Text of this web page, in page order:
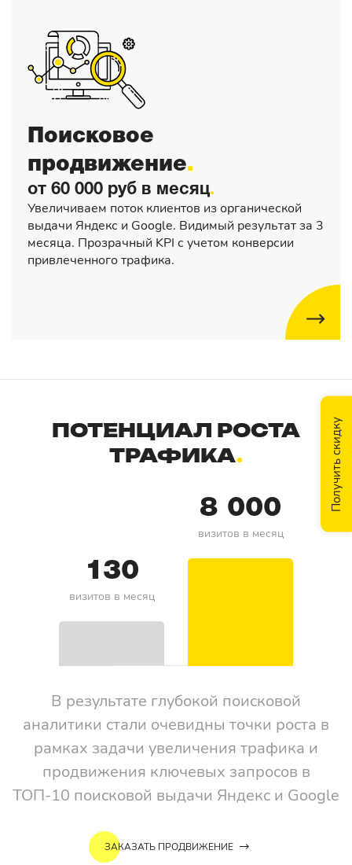
Получить скидку
Поисковое
продвижение
от 60 000 руб в месяц
Увеличиваем поток клиентов из органической
выдачи Яндекс и Google. Видимый результат за 3
месяца. Прозрачный KPI с учетом конверсии
привлеченного трафика.
ПОТЕНЦИАЛ РОСТА
ТРАФИКА
В результате глубокой поисковой
аналитики стали очевидны точки роста в
рамках задачи увеличения трафика и
продвижения ключевых запросов в
ТОП-10 поисковой выдачи Яндекс и Google
ЗАКАЗАТЬ ПРОДВИЖЕНИЕ
130
визитов в месяц
8 000
визитов в месяц